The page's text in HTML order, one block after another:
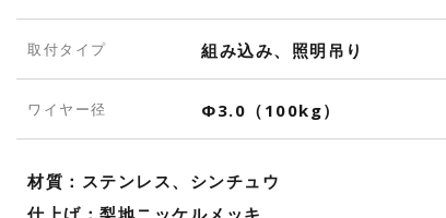
取付タイプ 組み込み、照明吊り
ワイヤー径 Φ3.0（100kg）
材質：ステンレス、シンチュウ
仕上げ：梨地ニッケルメッキ